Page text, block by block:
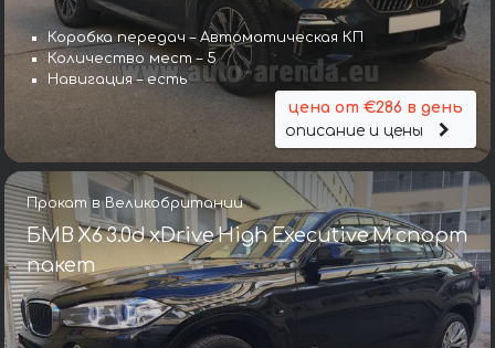
Коробка передач – Автоматическая КП
Количество мест – 5
Навигация – есть
цена от €286 в день
описание и цены
Прокат в Великобритании
БМВ X6 3.0d xDrive High Executive M спорт
пакет